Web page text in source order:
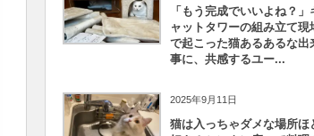
「もう完成でいいよね？」
ャットタワーの組み立て現
で起こった猫あるあるな出
事に、共感するユー...
2025年9月11日
猫は入っちゃダメな場所ほ